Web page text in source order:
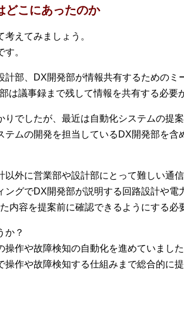
どこにあったのか
えてみましょう。
。
部、DX開発部が情報共有するための
は議事録まで残して情報を共有する必要
でしたが、最近は自動化システムの提
ムの開発を担当しているDX開発部を含
外に営業部や設計部にとって難しい通
グでDX開発部が説明する回路設計や電
内容を提案前に確認できるようにする必
か？
作や故障検知の自動化を進めていまし
作や故障検知する仕組みまで総合的に